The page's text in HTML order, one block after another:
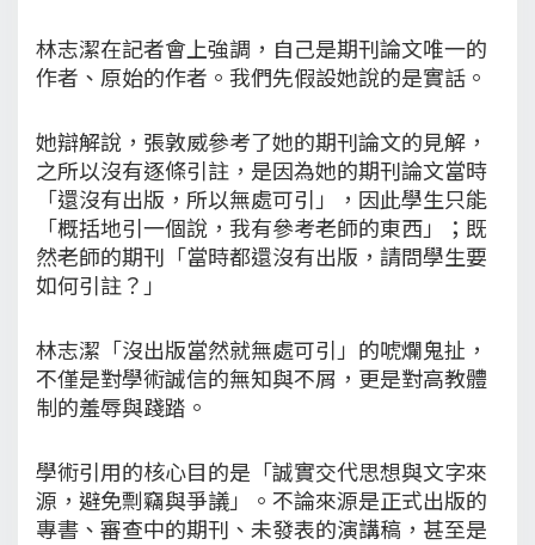
林志潔在記者會上強調，自己是期刊論文唯一的
作者、原始的作者。我們先假設她說的是實話。
她辯解說，張敦威參考了她的期刊論文的見解，
之所以沒有逐條引註，是因為她的期刊論文當時
「還沒有出版，所以無處可引」，因此學生只能
「概括地引一個說，我有參考老師的東西」；既
然老師的期刊「當時都還沒有出版，請問學生要
如何引註？」
林志潔「沒出版當然就無處可引」的唬爛鬼扯，
不僅是對學術誠信的無知與不屑，更是對高教體
制的羞辱與踐踏。
學術引用的核心目的是「誠實交代思想與文字來
源，避免剽竊與爭議」。不論來源是正式出版的
專書、審查中的期刊、未發表的演講稿，甚至是